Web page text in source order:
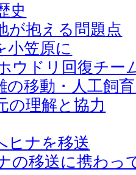
史
が抱える問題点
小笠原に
ウドリ回復チー
の移動・人工飼
の理解と協力
ヒナを移送
の移送に携わっ